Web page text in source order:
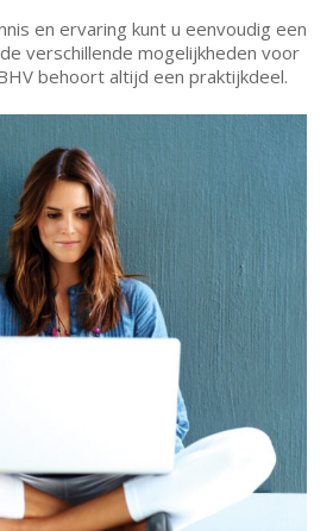
en ervaring kunt u eenvoudig een
verschillende mogelijkheden voor
behoort altijd een praktijkdeel.